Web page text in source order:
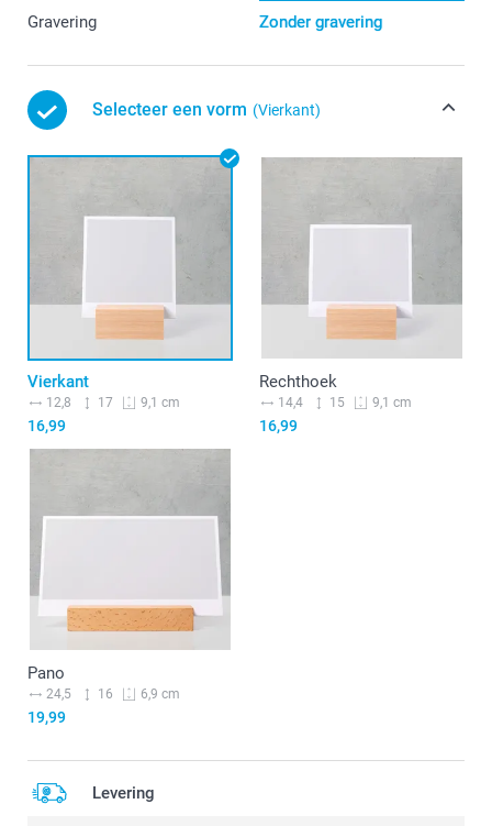
Gravering Zonder gravering
Selecteer een vorm (Vierkant)
Vierkant
12,8 17 9,1 cm
16,99
Rechthoek
14,4 15 9,1 cm
16,99
Pano
24,5 16 6,9 cm
19,99
Levering